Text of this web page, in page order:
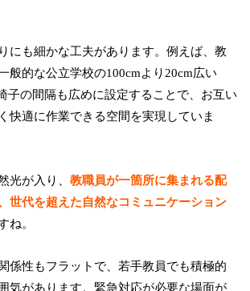
にも細かな工夫があります。例えば、教
般的な公立学校の100cmより20cm広い
子の間隔も広めに設定することで、お互い
快適に作業できる空間を実現していま
光が入り、教職員が一箇所に集まれる配
世代を超えた自然なコミュニケーション
ね。
係性もフラットで、若手教員でも積極的
気があります。緊急対応が必要な場面が